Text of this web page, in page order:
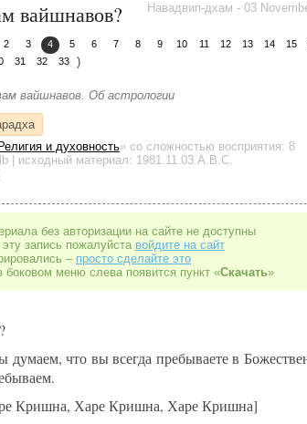
вайшнавов? Навадвип-дхам - 03
2 3 4 5 6 7 8 9 10 11 12 13 14 15
31 32 33 )
вайшнавов. Об астрологии
Религия и духовность» со сложностью восприятия: 8
| исходный материал: 1981.11.03.A.B.С.
без авторизации на сайте не доступны
запись пожалуйста войдите на сайт
– просто сделайте это
боковом меню слева появится пункт «Скачать»
что вы всегда пребываете в
Кришна, Харе Кришна, Харе Кришна]